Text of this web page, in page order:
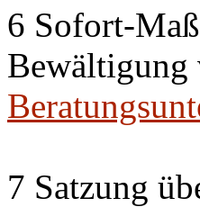
6 Sofort-
Bewältigung
7 Satzung